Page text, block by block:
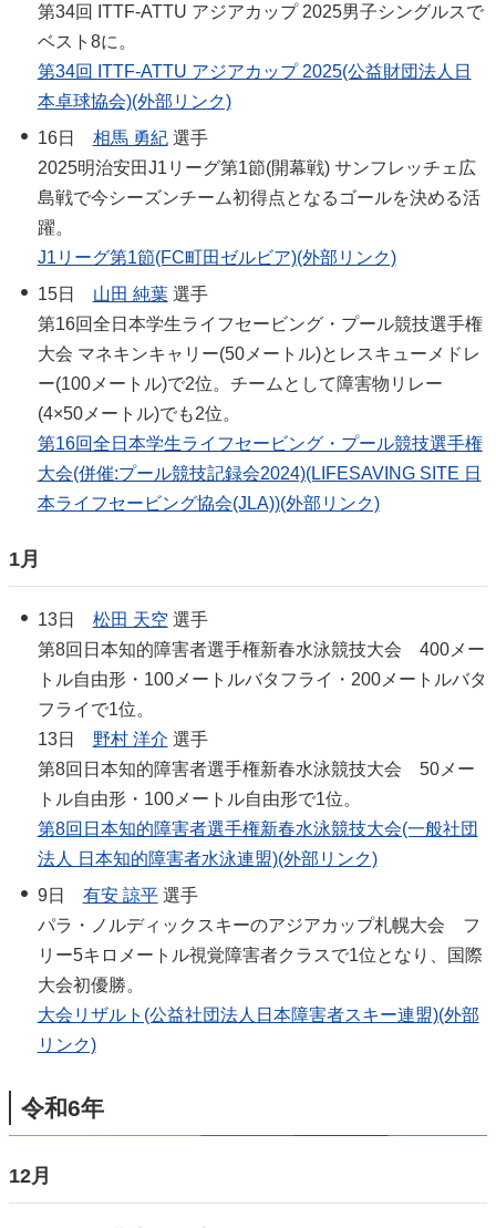
第34回 ITTF-ATTU アジアカップ 2025男子シングルスで
ベスト8に。
第34回 ITTF-ATTU アジアカップ 2025(公益財団法人日
本卓球協会)(外部リンク)
16日 相馬 勇紀選手
2025明治安田J1リーグ第1節(開幕戦) サンフレッチェ広
島戦で今シーズンチーム初得点となるゴールを決める活
躍。
J1リーグ第1節(FC町田ゼルビア)(外部リンク)
15日 山田 純葉選手
第16回全日本学生ライフセービング・プール競技選手権
大会 マネキンキャリー(50メートル)とレスキューメドレ
ー(100メートル)で2位。チームとして障害物リレー
(4×50メートル)でも2位。
第16回全日本学生ライフセービング・プール競技選手権
大会(併催:プール競技記録会2024)(LIFESAVING SITE 日
本ライフセービング協会(JLA))(外部リンク)
1月
13日 松田 天空 選手
第8回日本知的障害者選手権新春水泳競技大会 400メー
トル自由形・100メートルバタフライ・200メートルバタ
フライで1位。
13日 野村 洋介 選手
第8回日本知的障害者選手権新春水泳競技大会 50メー
トル自由形・100メートル自由形で1位。
第8回日本知的障害者選手権新春水泳競技大会(一般社団
法人 日本知的障害者水泳連盟)(外部リンク)
9日 有安 諒平選手
パラ・ノルディックスキーのアジアカップ札幌大会 フ
リー5キロメートル視覚障害者クラスで1位となり、国際
大会初優勝。
大会リザルト(公益社団法人日本障害者スキー連盟)(外部
リンク)
令和6年
12月